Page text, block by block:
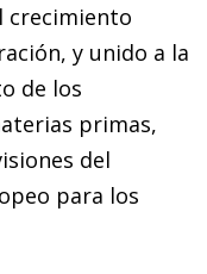
crecimiento
y unido a la
de los
primas,
del
para los